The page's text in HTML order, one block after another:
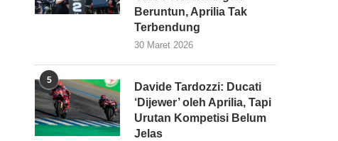
Beruntun, Aprilia Tak
Terbendung
30 Maret 2026
5
Davide Tardozzi: Ducati
‘Dijewer’ oleh Aprilia, Tapi
Urutan Kompetisi Belum
Jelas